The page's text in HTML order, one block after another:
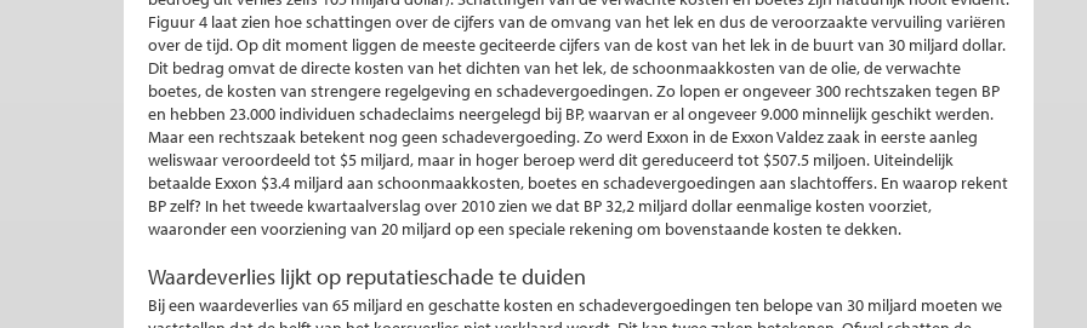
Figuur 4 laat zien hoe schattingen over de cijfers van de omvang van het lek en dus de veroorzaakte vervuiling variëren
over de tijd. Op dit moment liggen de meeste geciteerde cijfers van de kost van het lek in de buurt van 30 miljard dollar.
Dit bedrag omvat de directe kosten van het dichten van het lek, de schoonmaakkosten van de olie, de verwachte
boetes, de kosten van strengere regelgeving en schadevergoedingen. Zo lopen er ongeveer 300 rechtszaken tegen BP
en hebben 23.000 individuen schadeclaims neergelegd bij BP, waarvan er al ongeveer 9.000 minnelijk geschikt werden.
Maar een rechtszaak betekent nog geen schadevergoeding. Zo werd Exxon in de Exxon Valdez zaak in eerste aanleg
weliswaar veroordeeld tot $5 miljard, maar in hoger beroep werd dit gereduceerd tot $507.5 miljoen. Uiteindelijk
betaalde Exxon $3.4 miljard aan schoonmaakkosten, boetes en schadevergoedingen aan slachtoffers. En waarop rekent
BP zelf? In het tweede kwartaalverslag over 2010 zien we dat BP 32,2 miljard dollar eenmalige kosten voorziet,
waaronder een voorziening van 20 miljard op een speciale rekening om bovenstaande kosten te dekken.
Waardeverlies lijkt op reputatieschade te duiden
Bij een waardeverlies van 65 miljard en geschatte kosten en schadevergoedingen ten belope van 30 miljard moeten we